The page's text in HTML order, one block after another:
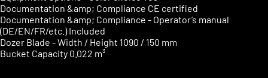
Documentation &amp; Compliance CE certified
Documentation &amp; Compliance - Operator’s manual
(DE/EN/FR/etc.)Included
Dozer Blade - Width / Height 1090 / 150 mm
Bucket Capacity 0.022 m³